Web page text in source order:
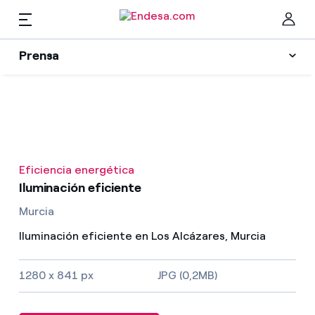
Prensa
Prensa
Encuentra la tarifa que más te conviene
Compara nuestras tarifas de empresa y ahorra
Por cada kWh que ahorres, te descontamos otro
Recursos
La cara e
ES
Eficiencia energética
Iluminación eficiente
Murcia
Iluminación eficiente en Los Alcázares, Murcia
1280 x 841 px JPG (0,2MB)